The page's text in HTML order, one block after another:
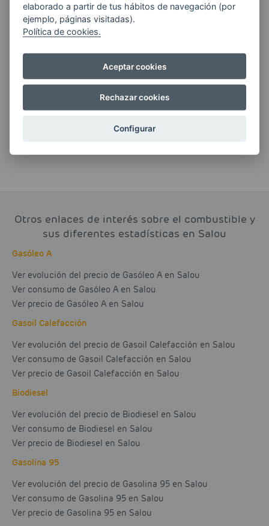
Si tienes alguna duda durante el
pedido escríbenos a:
contacto@clickgasoil.com
Otros enlaces de interés sobre el combustible y
sus diferentes estadísticas en Salou
Gasóleo A
Ver evolución del precio de Gasóleo A en Salou
Ver consumo de Gasóleo A en Salou
Ver precio de Gasóleo A en Salou
Gasoil Calefacción
Ver evolución del precio de Gasoil Calefacción en Salou
Ver consumo de Gasoil Calefacción en Salou
Ver precio de Gasoil Calefacción en Salou
Biodiesel
Ver evolución del precio de Biodiesel en Salou
Ver consumo de Biodiesel en Salou
Ver precio de Biodiesel en Salou
Gasolina 95
Ver evolución del precio de Gasolina 95 en Salou
Ver consumo de Gasolina 95 en Salou
Ver precio de Gasolina 95 en Salou
elaborado a partir de tus hábitos de navegación (por
ejemplo, páginas visitadas).
Política de cookies.
Aceptar cookies
Rechazar cookies
Configurar